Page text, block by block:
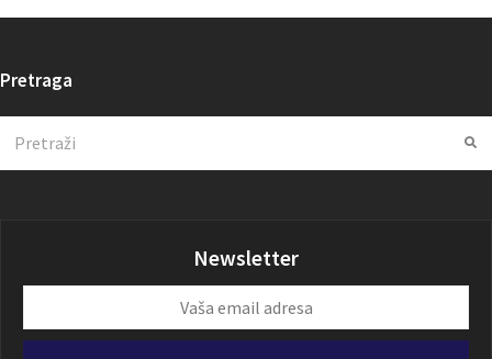
Pretraga
Newsletter
email